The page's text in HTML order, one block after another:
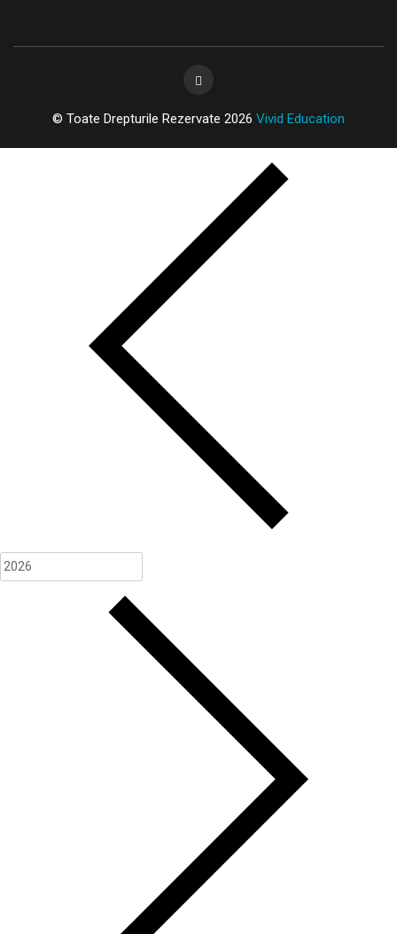
© Toate Drepturile Rezervate 2026 Vivid Education